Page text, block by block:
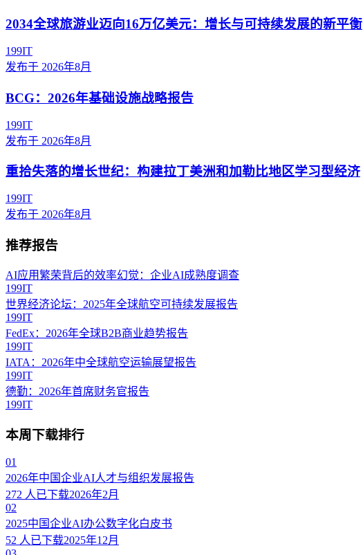
2034全球旅游业迈向16万亿美元：增长与可持续发展的新平衡
199IT
发布于 2026年8月
BCG：2026年基础设施战略报告
199IT
发布于 2026年8月
重拾失落的增长世纪：构建拉丁美洲和加勒比地区学习型经济
199IT
发布于 2026年8月
推荐报告
AI应用繁荣背后的效率幻觉：企业AI成熟度调查
199IT
世界经济论坛：2025年全球航空可持续发展报告
199IT
FedEx：2026年全球B2B商业趋势报告
199IT
IATA：2026年中全球航空运输展望报告
199IT
德勤：2026年首席财务官报告
199IT
本周下载排行
01
2026年中国企业AI人才与组织发展报告
272 人已下载2026年2月
02
2025中国企业AI办公数字化白皮书
52 人已下载2025年12月